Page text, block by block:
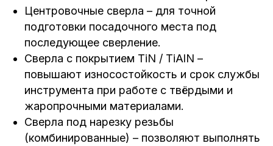
Центровочные сверла – для точной
подготовки посадочного места под
последующее сверление.
Сверла с покрытием TiN / TiAlN –
повышают износостойкость и срок службы
инструмента при работе с твёрдыми и
жаропрочными материалами.
Сверла под нарезку резьбы
(комбинированные) – позволяют выполнять